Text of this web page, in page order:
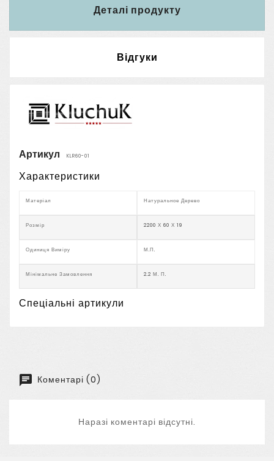
Деталі продукту
Відгуки
Артикул KLR60-01
Характеристики
Матеріал Натуральное Дерево
Розмір 2200 Х 60 Х 19
Одиниця Виміру М.п.
Мінімальне Замовлення 2.2 М. П.
Спеціальні артикули
Коментарі (0)
Наразі коментарі відсутні.